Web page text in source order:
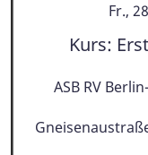
Fr.,
Kurs:
ASB RV